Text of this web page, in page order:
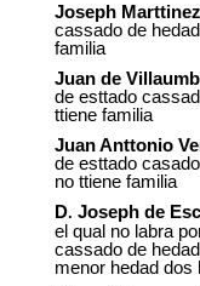
Joseph Marttinez
cassado de
familia
Juan de
de esttado
ttiene familia
Juan Anttonio
de esttado
no ttiene familia
D. Joseph de
el qual no labra
cassado de
menor hedad